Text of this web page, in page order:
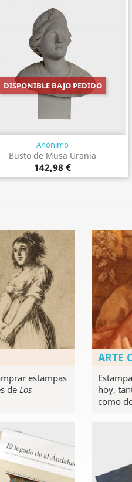
Anónimo
Busto de Musa Urania
142,98 €
DISPONIBLE BAJO PEDIDO
Vista rápida
estampas
de Los
ARTE
hoy,
como